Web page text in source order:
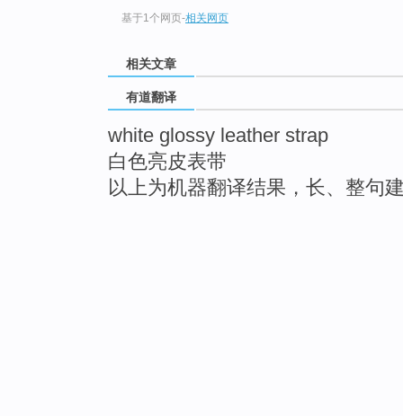
基于1个网页-相关网页
相关文章
有道翻译
white glossy leather strap
白色亮皮表带
以上为机器翻译结果，长、整句